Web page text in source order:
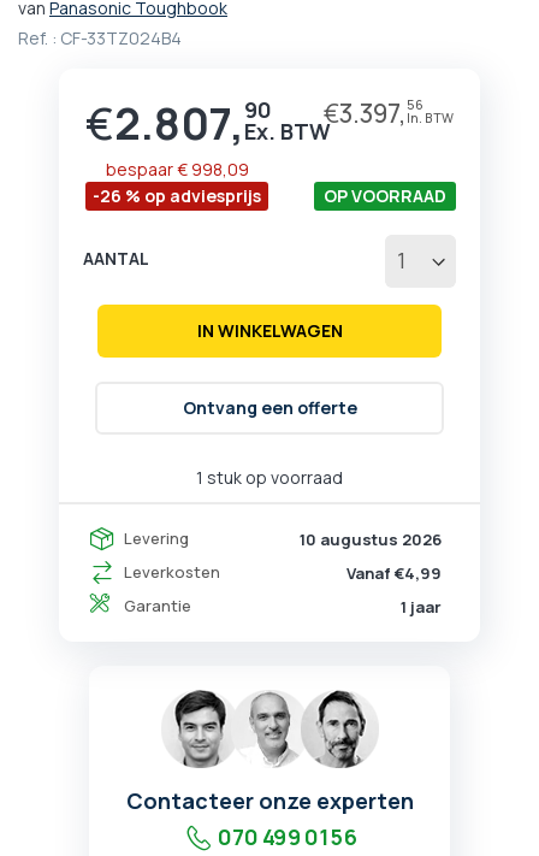
van Panasonic Toughbook
Ref. : CF-33TZ024B4
Prijs
€2.807, 90 €3.397, 56
-26 % op adviesprijs
bespaar€ 998,09
1 stuk op voorraad
OP VOORRAAD
Levering
10 augustus 2026
Leverkosten
Vanaf €4,99
Garantie
1 jaar
AANTAL
IN WINKELWAGEN
Ontvang een offerte
het
begin
afbeeldingen-
Contacteer onze experten
070 499 01 56